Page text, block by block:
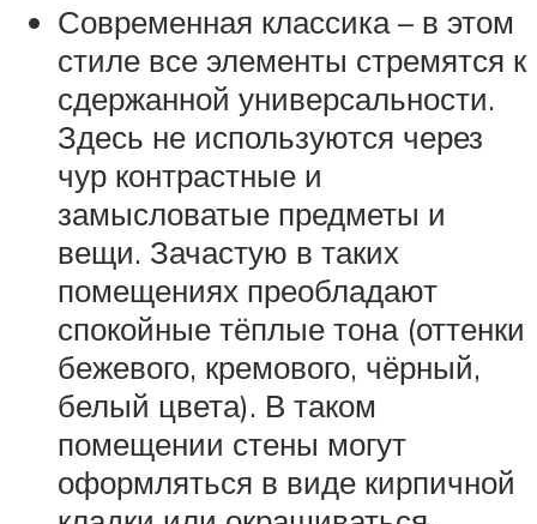
Современная классика – в этом
стиле все элементы стремятся к
сдержанной универсальности.
Здесь не используются через
чур контрастные и
замысловатые предметы и
вещи. Зачастую в таких
помещениях преобладают
спокойные тёплые тона (оттенки
бежевого, кремового, чёрный,
белый цвета). В таком
помещении стены могут
оформляться в виде кирпичной